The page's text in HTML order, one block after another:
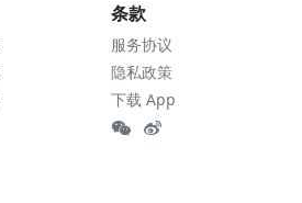
条款
服务协议
隐私政策
下载 App